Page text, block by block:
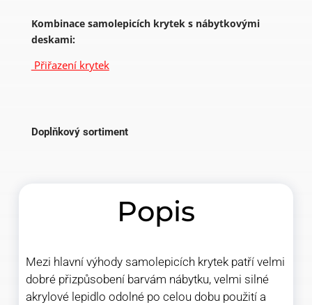
Kombinace samolepicích krytek s nábytkovými
deskami:
Přiřazení krytek
Doplňkový sortiment
Popis
Mezi hlavní výhody samolepicích krytek patří velmi
dobré přizpůsobení barvám nábytku, velmi silné
akrylové lepidlo odolné po celou dobu použití a